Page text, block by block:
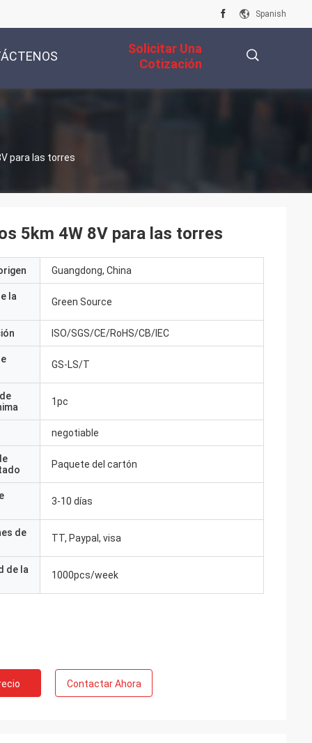
Spanish
Solicitar Una
Cotización
para las torres
5km 4W 8V para las torres
Guangdong, China
la Green Source
ISO/SGS/CE/RoHS/CB/IEC
GS-LS/T
1pc
negotiable
Paquete del cartón
3-10 días
de TT, Paypal, visa
de la 1000pcs/week
Contactar Ahora